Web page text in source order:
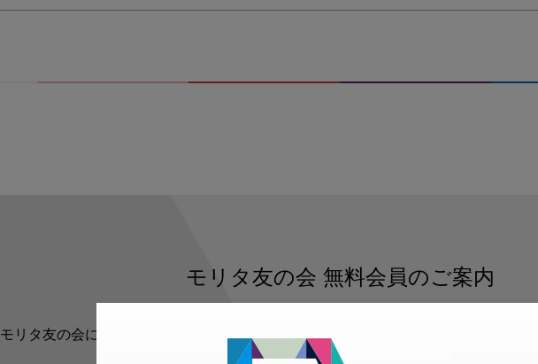
モリタ友の会 無料会員のご案内
モリタ友の会に登録いただくと、デンタルライフデザインをもっと便利にご利用い